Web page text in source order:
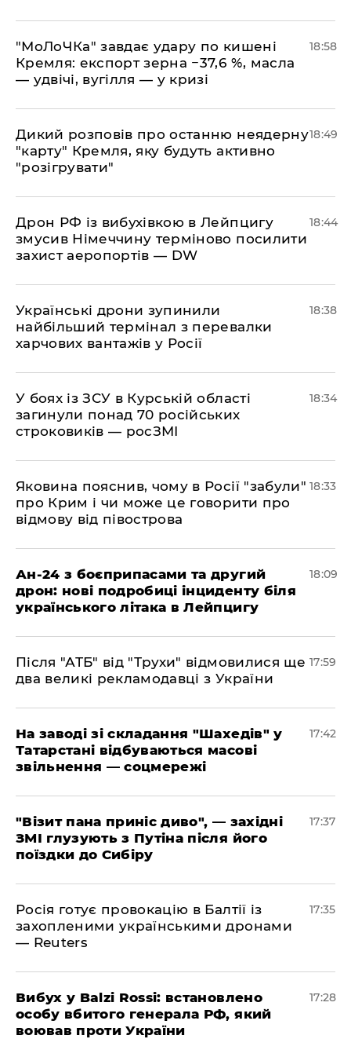
​"МоЛоЧКа" завдає удару по кишені
Кремля: експорт зерна −37,6 %, масла
— удвічі, вугілля — у кризі
18:58
​Дикий розповів про останню неядерну
"карту" Кремля, яку будуть активно
"розігрувати"
18:49
​Дрон РФ із вибухівкою в Лейпцигу
змусив Німеччину терміново посилити
захист аеропортів — DW
18:44
​Українські дрони зупинили
найбільший термінал з перевалки
харчових вантажів у Росії
18:38
​У боях із ЗСУ в Курській області
загинули понад 70 російських
строковиків — росЗМІ
18:34
​Яковина пояснив, чому в Росії "забули"
про Крим і чи може це говорити про
відмову від півострова
18:33
​Ан-24 з боєприпасами та другий
дрон: нові подробиці інциденту біля
українського літака в Лейпцигу
18:09
​Після "АТБ" від "Трухи" відмовилися ще
два великі рекламодавці з України
17:59
​На заводі зі складання "Шахедів" у
Татарстані відбуваються масові
звільнення — соцмережі
17:42
"Візит пана приніс диво", — західні
ЗМІ глузують з Путіна після його
поїздки до Сибіру
17:37
Росія готує провокацію в Балтії із
захопленими українськими дронами
— Reuters
17:35
​Вибух у Balzi Rossi: встановлено
особу вбитого генерала РФ, який
воював проти України
17:28